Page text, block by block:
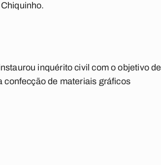
inquérito civil com o objetivo de
confecção de materiais gráficos